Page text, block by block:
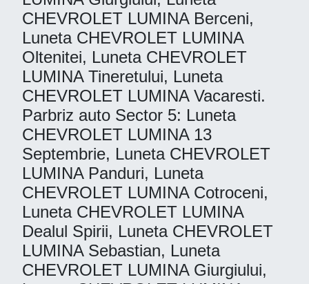
CHEVROLET LUMINA Berceni,
Luneta CHEVROLET LUMINA
Oltenitei, Luneta CHEVROLET
LUMINA Tineretului, Luneta
CHEVROLET LUMINA Vacaresti.
Parbriz auto Sector 5: Luneta
CHEVROLET LUMINA 13
Septembrie, Luneta CHEVROLET
LUMINA Panduri, Luneta
CHEVROLET LUMINA Cotroceni,
Luneta CHEVROLET LUMINA
Dealul Spirii, Luneta CHEVROLET
LUMINA Sebastian, Luneta
CHEVROLET LUMINA Giurgiului,